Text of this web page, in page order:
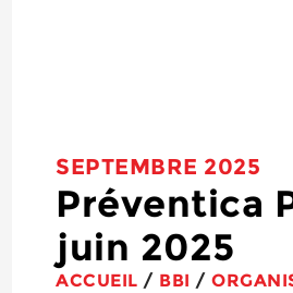
SEPTEMBRE 2025
Préventica
juin 2025
ACCUEIL / BBI /